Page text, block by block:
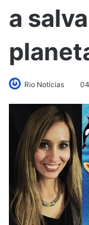
a
Rio Notícias